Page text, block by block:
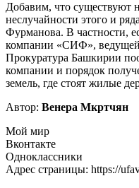
Добавим, что существуют
неслучайности этого и
Фурманова. В частности,
компании «СИФ», ведущей
Прокуратура Башкирии
компании и порядок
земель, где стоят жилые
Автор: Венера Мкртчян
Мой мир
Вконтакте
Одноклассники
Адрес страницы: https://